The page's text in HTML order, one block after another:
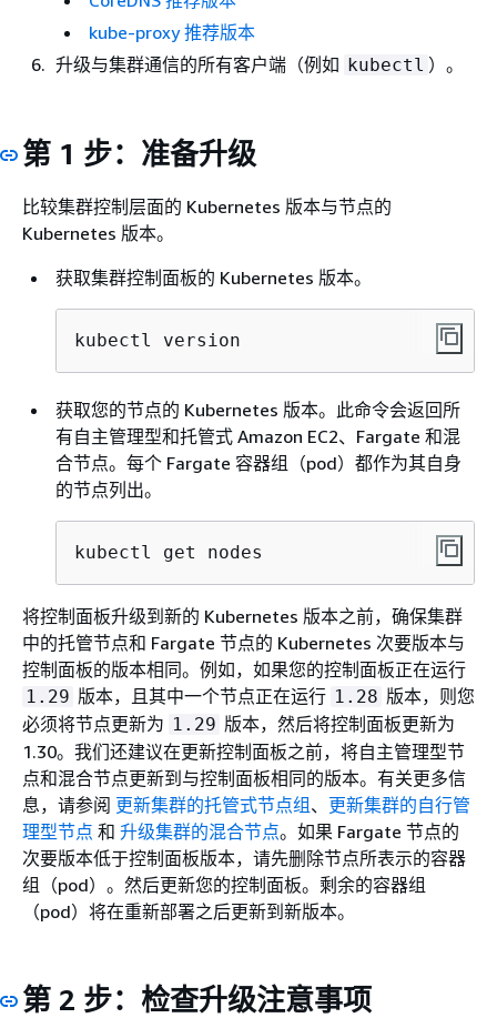
kube-proxy 推荐版本
升级与集群通信的所有客户端（例如 kubectl ）。
第 1 步：准备升级
比较集群控制层面的 Kubernetes 版本与节点的
Kubernetes 版本。
获取集群控制面板的 Kubernetes 版本。
kubectl version
获取您的节点的 Kubernetes 版本。此命令会返回所
有自主管理型和托管式 Amazon EC2、Fargate 和混
合节点。每个 Fargate 容器组（pod）都作为其自身
的节点列出。
kubectl get nodes
将控制面板升级到新的 Kubernetes 版本之前，确保集群
中的托管节点和 Fargate 节点的 Kubernetes 次要版本与
控制面板的版本相同。例如，如果您的控制面板正在运行
1.29 版本，且其中一个节点正在运行 1.28 版本，则您
必须将节点更新为 1.29 版本，然后将控制面板更新为
1.30。我们还建议在更新控制面板之前，将自主管理型节
点和混合节点更新到与控制面板相同的版本。有关更多信
息，请参阅 更新集群的托管式节点组、 更新集群的自行管
理型节点 和 升级集群的混合节点。如果 Fargate 节点的
次要版本低于控制面板版本，请先删除节点所表示的容器
组（pod）。然后更新您的控制面板。剩余的容器组
（pod）将在重新部署之后更新到新版本。
第 2 步：检查升级注意事项